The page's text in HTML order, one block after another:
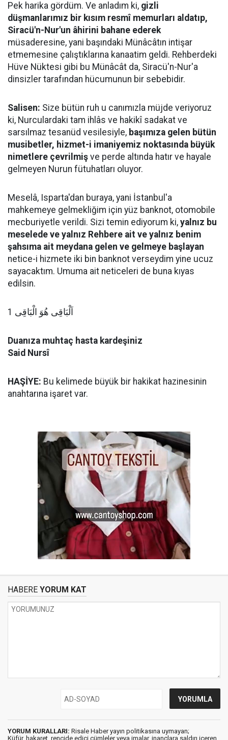
Pek harika gördüm. Ve anladım ki, gizli
düşmanlarımız bir kısım resmî memurları aldatıp,
Siracü'n-Nur'un âhirini bahane ederek
müsaderesine, yani başındaki Münâcâtın intişar
etmemesine çalıştıklarına kanaatim geldi. Rehberdeki
Hüve Nüktesi gibi bu Münâcât da, Siracü'n-Nur'a
dinsizler tarafından hücumunun bir sebebidir.
Salisen: Size bütün ruh u canımızla müjde veriyoruz
ki, Nurculardaki tam ihlâs ve hakikî sadakat ve
sarsılmaz tesanüd vesilesiyle, başımıza gelen bütün
musibetler, hizmet-i imaniyemiz noktasında büyük
nimetlere çevrilmiş ve perde altında hatır ve hayale
gelmeyen Nurun fütuhatları oluyor.
Meselâ, Isparta'dan buraya, yani İstanbul'a
mahkemeye gelmekliğim için yüz banknot, otomobile
mecburiyetle verildi. Sizi temin ediyorum ki, yalnız bu
meselede ve yalnız Rehbere ait ve yalnız benim
şahsıma ait meydana gelen ve gelmeye başlayan
netice-i hizmete iki bin banknot verseydim yine ucuz
sayacaktım. Umuma ait neticeleri de buna kıyas
edilsin.
اَلْبَاقِى هُوَ الْبَاقِى 1
Duanıza muhtaç hasta kardeşiniz
Said Nursî
HAŞİYE: Bu kelimede büyük bir hakikat hazinesinin
anahtarına işaret var.
HABERE YORUM KAT
YORUM KURALLARI: Risale Haber yayın politikasına uymayan;
Küfür, hakaret, rencide edici cümleler veya imalar, inançlara saldırı içeren,